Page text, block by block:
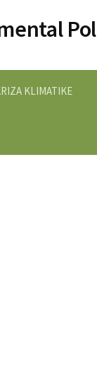
KLIMATIKE